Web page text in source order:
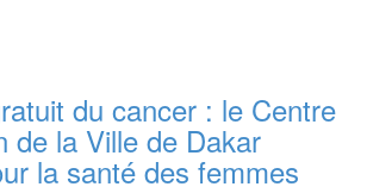
du cancer : le Centre
de la Ville de Dakar
la santé des femmes